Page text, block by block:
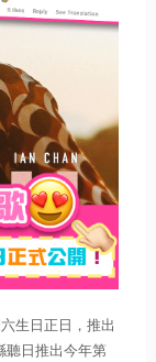
生日正日，推出
聽日推出今年第